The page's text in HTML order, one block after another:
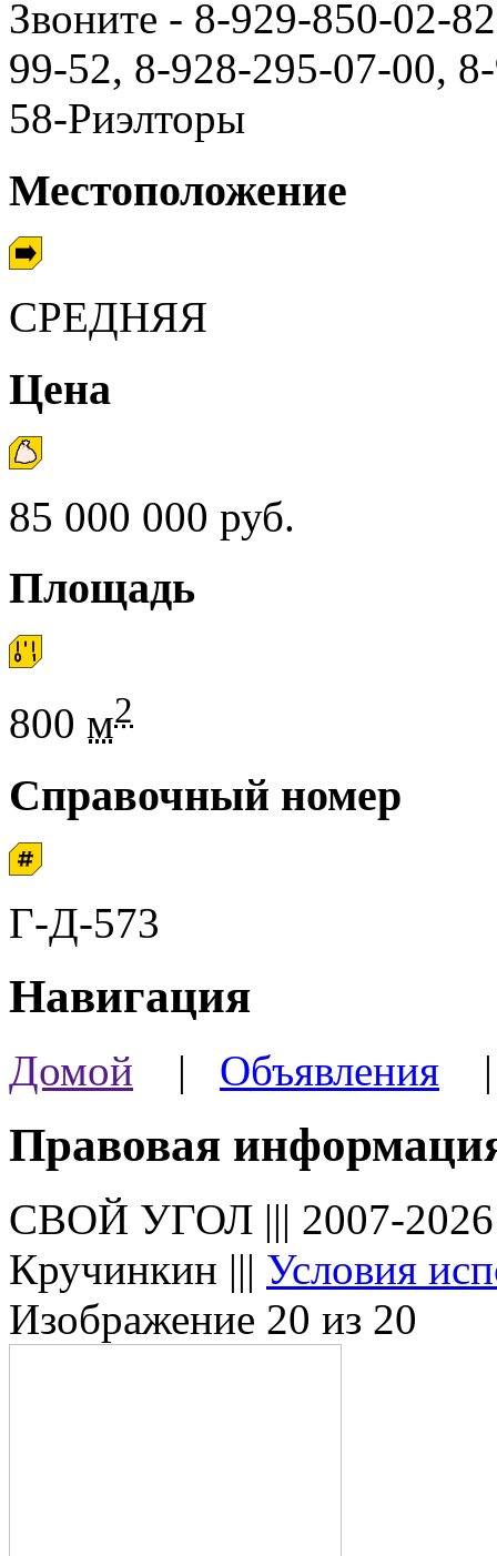
Звоните - 8-929-850-02-
99-52, 8-928-295-07-00,
58-Риэлторы
Местоположение
СРЕДНЯЯ
Цена
85 000 000 руб.
Площадь
800 м2
Справочный номер
Г-Д-573
Навигация
Домой | Объявления
Правовая
СВОЙ УГОЛ ||| 2007-
Кручинкин ||| Условия
Изображение 20 из 20